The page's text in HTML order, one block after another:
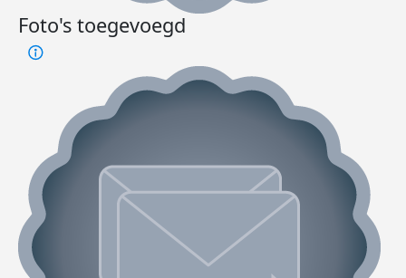
Foto's toegevoegd